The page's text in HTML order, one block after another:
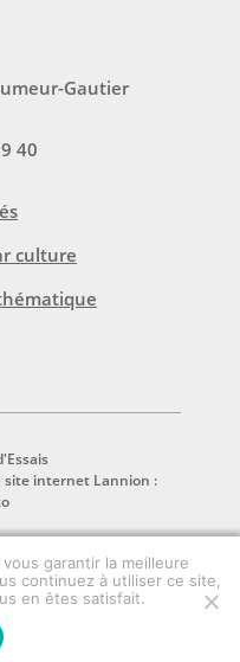
Gautier
40
culture
site internet Lannion :
garantir la meilleure
continuez à utiliser ce site,
en êtes satisfait.